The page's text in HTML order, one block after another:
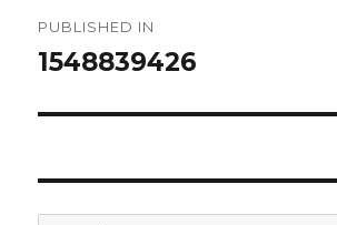
pos
PUBLISHED IN
1548839426